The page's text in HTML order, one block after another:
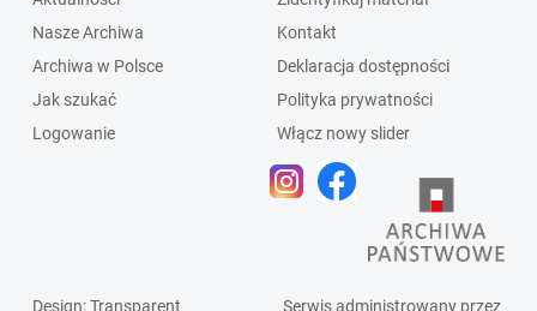
Nasze Archiwa
Archiwa w Polsce
Jak szukać
Logowanie
Kontakt
Deklaracja dostępności
Polityka prywatności
Włącz nowy slider
Design: Transparent Serwis administrowany przez